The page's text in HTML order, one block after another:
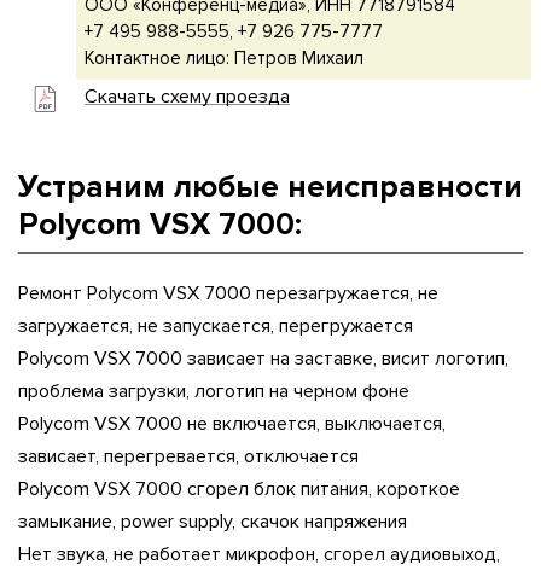
ООО «Конференц-медиа», ИНН 7718791584
+7 495 988-5555, +7 926 775-7777
Контактное лицо: Петров Михаил
Скачать схему проезда
Устраним любые неисправности
Polycom VSX 7000:
Ремонт Polycom VSX 7000 перезагружается, не
загружается, не запускается, перегружается
Polycom VSX 7000 зависает на заставке, висит логотип,
проблема загрузки, логотип на черном фоне
Polycom VSX 7000 не включается, выключается,
зависает, перегревается, отключается
Polycom VSX 7000 сгорел блок питания, короткое
замыкание, power supply, скачок напряжения
Нет звука, не работает микрофон, сгорел аудиовыход,